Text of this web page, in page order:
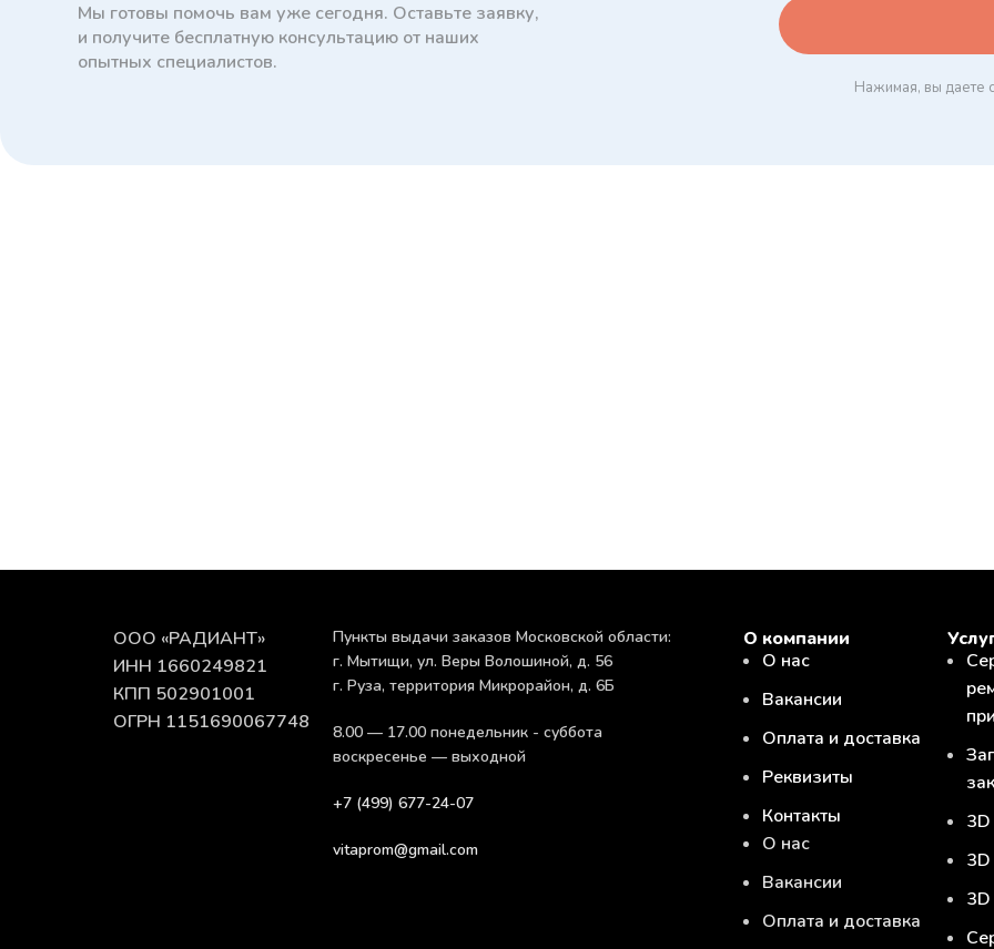
Мы готовы помочь вам уже сегодня. Оставьте заявку,
и получите бесплатную консультацию от наших
опытных специалистов.
Нажимая, вы даете
ООО «РАДИАНТ»
ИНН 1660249821
КПП 502901001
ОГРН 1151690067748
Пункты выдачи заказов Московской области:
г. Мытищи, ул. Веры Волошиной, д. 56
г. Руза, территория Микрорайон, д. 6Б
8.00 — 17.00 понедельник - суббота
воскресенье — выходной
+7 (499) 677-24-07
vitaprom@gmail.com
О компании
О нас
Вакансии
Оплата и доставка
Реквизиты
Контакты
О нас
Вакансии
Оплата и доставка
3D